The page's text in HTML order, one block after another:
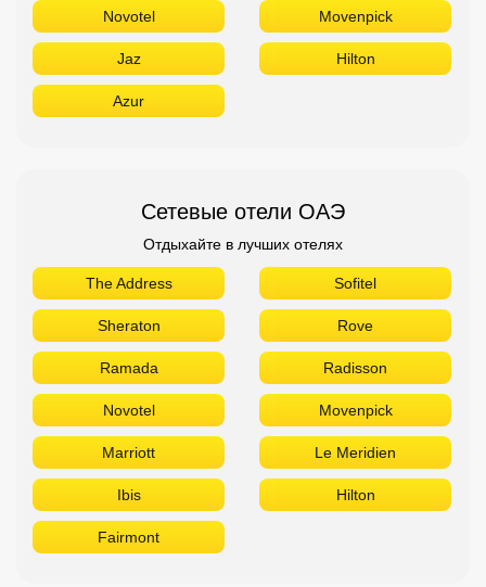
Novotel Movenpick
Jaz Hilton
Azur
Сетевые отели ОАЭ
Отдыхайте в лучших отелях
The Address Sofitel
Sheraton Rove
Ramada Radisson
Novotel Movenpick
Marriott Le Meridien
Ibis Hilton
Fairmont